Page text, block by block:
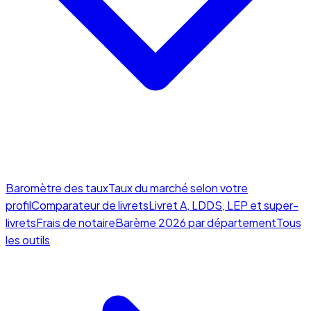
Baromètre des tauxTaux du marché selon votre
profilComparateur de livretsLivret A, LDDS, LEP et super-
livretsFrais de notaireBarème 2026 par départementTous
les outils